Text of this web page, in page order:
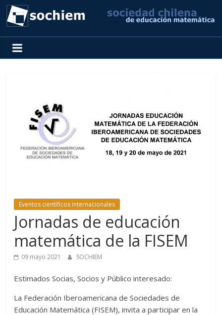
SOCHIEM
Sociedad
Matemática
Eventos científicos internacionales
Jornadas de educación
matemática de la FISEM
09 mayo 2021 SOCHIEM
Estimados Socias, Socios y Público interesado:
La Federación Iberoamericana de Sociedades de
Educación Matemática (FISEM), invita a participar en la